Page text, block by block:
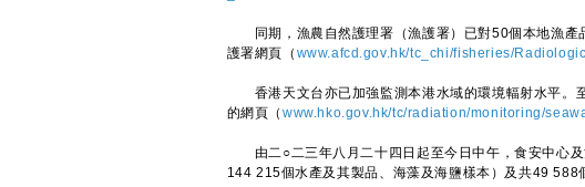
同期，漁農自然護理署（漁護署）已對50個本地漁產
護署網頁（ www.afcd.gov.hk/tc_chi/fisheries/
香港天文台亦已加強監測本港水域的環境輻射水平。
的網頁（ www.hko.gov.hk/tc/radiation/monitoring/
由二○二三年八月二十四日起至今日中午，食安中心
144 215個水產及其製品、海藻及海鹽樣本）及共49 588